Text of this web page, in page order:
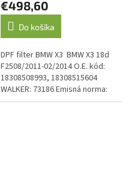
€498,60
Do košíka
DPF filter BMW X3 BMW X3 18d
F2508/2011-02/2014 O.E. kód:
18308508993, 18308515604
WALKER: 73186 Emisná norma:
Euro 5